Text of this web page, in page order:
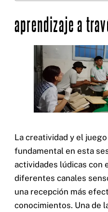
aprendizaje a
La creatividad y el
fundamental en esta
actividades lúdicas con
diferentes canales
una recepción más
conocimientos. Una de